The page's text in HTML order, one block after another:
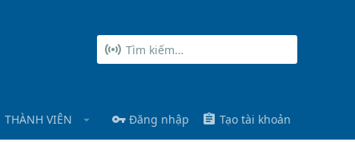
THÀNH VIÊN Đăng nhập Tạo tài khoản